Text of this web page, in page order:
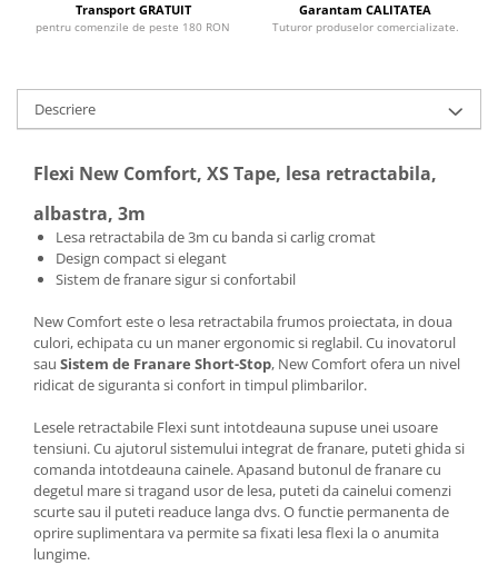
Transport GRATUIT
pentru comenzile de peste 180 RON
Garantam CALITATEA
Tuturor produselor comercializate.
Descriere
Flexi New Comfort, XS Tape, lesa retractabila,
albastra, 3m
Lesa retractabila de 3m cu banda si carlig cromat
Design compact si elegant
Sistem de franare sigur si confortabil
New Comfort este o lesa retractabila frumos proiectata, in doua
culori, echipata cu un maner ergonomic si reglabil. Cu inovatorul
sau Sistem de Franare Short-Stop, New Comfort ofera un nivel
ridicat de siguranta si confort in timpul plimbarilor.
Lesele retractabile Flexi sunt intotdeauna supuse unei usoare
tensiuni. Cu ajutorul sistemului integrat de franare, puteti ghida si
comanda intotdeauna cainele. Apasand butonul de franare cu
degetul mare si tragand usor de lesa, puteti da cainelui comenzi
scurte sau il puteti readuce langa dvs. O functie permanenta de
oprire suplimentara va permite sa fixati lesa flexi la o anumita
lungime.